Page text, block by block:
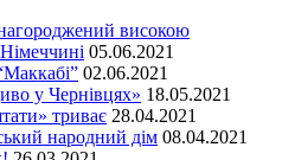
високою
05.06.2021
02.06.2021
у Чернівцях» 18.05.2021
триває 28.04.2021
народний дім 08.04.2021